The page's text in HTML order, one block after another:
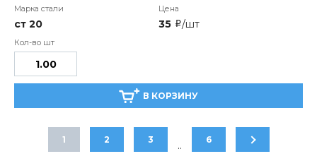
ст 20 35 i/шт
В КОРЗИНУ
1 2 3 .. 6